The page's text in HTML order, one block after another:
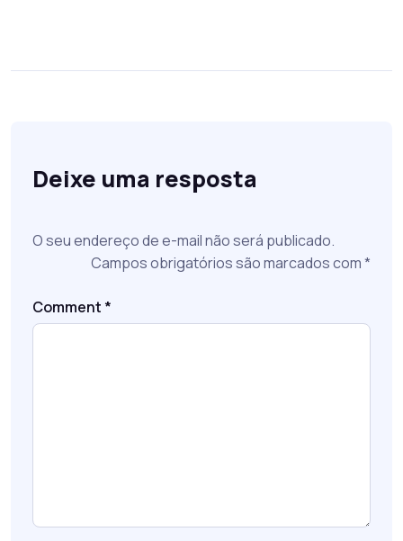
Deixe uma resposta
O seu endereço de e-mail não será publicado.
Campos obrigatórios são marcados com*
Comment *